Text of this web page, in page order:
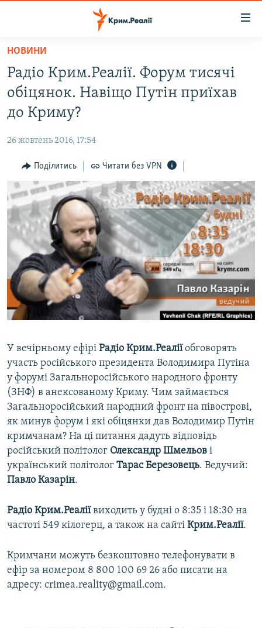
Перейти
основного
матеріалу
Перейти
до
основної
Перейти
пошуку
ВОДА.КРИМ
ВІДЕО ТА ФОТО
БЛОГИ
ПОГЛЯД
ІНТЕРВ'Ю
ВСЕ ЗА ДЕНЬ
СПЕЦПРОЕКТИ
ДЕПОРТАЦІЯ
ВІДЕОУРОКИ «ELIFBE»
СВІДЧЕННЯ ОКУПАЦІЇ
УКРАЇНСЬКА ПРОБЛЕМА КРИМУ
ЯК ОБІЙТИ БЛОКУВАННЯ
Русский
Qırımtatar
Усі сайти RFE/RL
НОВИНИ
Радіо Крим.Реалії. Форум тисячі
обіцянок. Навіщо Путін приїхав
до Криму?
26 жовтень 2016, 17:54
Поділитись Читати без VPN
У вечірньому ефірі Радіо Крим.Реаліїобговорять
участь російського президента Володимира Путіна
у форумі Загальноросійського народного фронту
(ЗНФ) в анексованому Криму. Чим займається
Загальноросійський народний фронт на півострові,
як минув форум і які обіцянки дав Володимир Путін
кримчанам? На ці питання дадуть відповідь
російський політолог Олександр Шмельов і
український політолог Тарас Березовець. Ведучий:
Павло Казарін.
Радіо Крим.Реаліївиходить у будні о 8:35 і 18:30 на
частоті 549 кілогерц, а також на сайті Крим.Реалії.
Кримчани можуть безкоштовно телефонувати в
ефір за номером 8 800 100 69 26 або писати на
адресу: crimea.reality@gmail.com.